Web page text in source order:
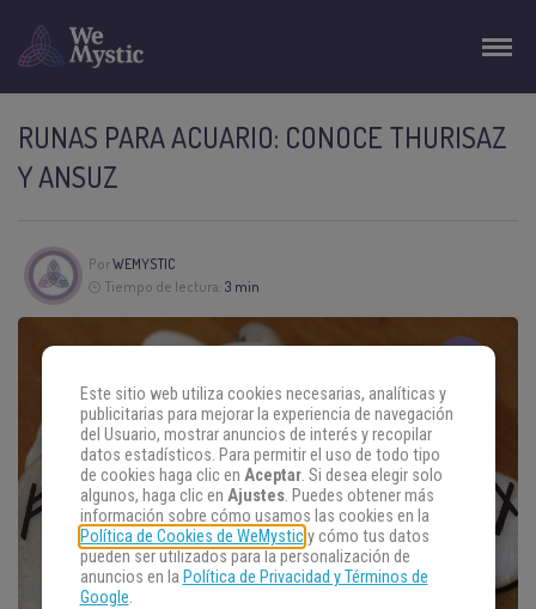
RUNAS PARA ACUARIO: CONOCE THURISAZ
Y ANSUZ
PorWEMYSTIC
Tiempo de lectura: 3 min
Este sitio web utiliza cookies necesarias, analíticas y
publicitarias para mejorar la experiencia de navegación
del Usuario, mostrar anuncios de interés y recopilar
datos estadísticos. Para permitir el uso de todo tipo
de cookies haga clic en Aceptar. Si desea elegir solo
algunos, haga clic en Ajustes. Puedes obtener más
información sobre cómo usamos las cookies en la
Política de Cookies de WeMysticy cómo tus datos
pueden ser utilizados para la personalización de
anuncios en la Política de Privacidad y Términos de
Google.